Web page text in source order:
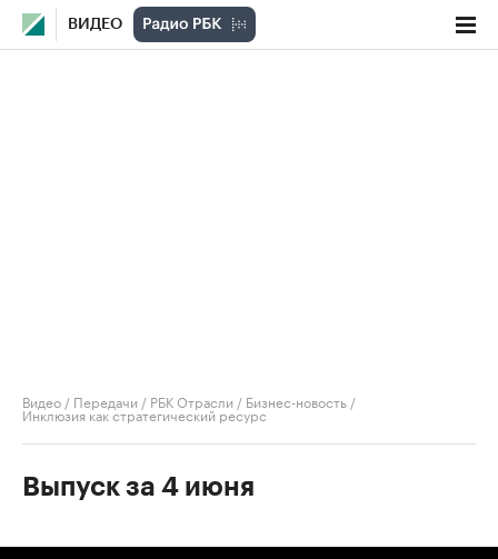
ВИДЕО
Видео / Передачи / РБК Отрасли / Бизнес-новость /
Инклюзия как стратегический ресурс
Выпуск за 4 июня